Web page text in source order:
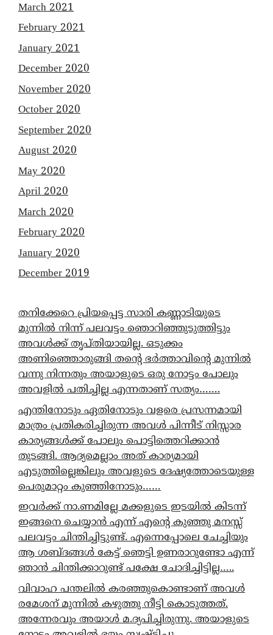
March 2021
February 2021
January 2021
December 2020
November 2020
October 2020
September 2020
August 2020
May 2020
April 2020
March 2020
February 2020
January 2020
December 2019
തനിക്കേറെ പ്രിയപ്പെട്ട സാരി കണ്ണാടിയുടെ
മുന്നിൽ നിന്ന് പലവട്ടം ഞൊറിഞ്ഞുടുത്തിട്ടും
അവൾക്ക് തൃപ്തിയായില്ല. ഒടുക്കം
അണിഞ്ഞൊരുങ്ങി തന്റെ ഭർത്താവിന്റെ മുന്നിൽ
വന്നു നിന്നതും അയാളുടെ ഒരു നോട്ടം പോലും
അവളിൽ പതിച്ചില്ല എന്നതാണ് സത്യം…….
എന്തിനോടും ഏതിനോടും വളരെ പ്രസന്നമായി
മാത്രം പ്രതികരിച്ചിരുന്ന അവൾ പിന്നീട് നിസ്സാര
കാര്യങ്ങൾക്ക് പോലും പൊട്ടിത്തെറിക്കാൻ
തുടങ്ങി. ആദ്യമെല്ലാം അത് കാര്യമായി
എടുത്തില്ലെങ്കിലും അവളുടെ ദേഷ്യത്തോടെയുള്ള
പെരുമാറ്റം കുഞ്ഞിനോടും……
ഇവർക്ക് നാ.ണമില്ലേ മക്കളുടെ ഇടയിൽ കിടന്ന്
ഇങ്ങനെ ചെയ്യാൻ എന്ന് എന്റെ കുഞ്ഞു മനസ്സ്
പലവട്ടം ചിന്തിച്ചിട്ടുണ്ട്. എന്നെപ്പോലെ ചേച്ചിയും
ആ ശബ്ദങ്ങൾ കേട്ട് ഞെട്ടി ഉണരാറുണ്ടോ എന്ന്
ഞാൻ ചിന്തിക്കാറുണ്ട് പക്ഷേ ചോദിച്ചിട്ടില്ല…..
വിവാഹ പന്തലിൽ കരഞ്ഞുകൊണ്ടാണ് അവൾ
രമേശന് മുന്നിൽ കഴുത്തു നീട്ടി കൊടുത്തത്.
അന്നേരവും അയാൾ മ.ദ്യപിച്ചിരുന്നു. അയാളുടെ